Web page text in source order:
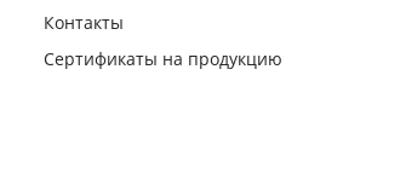
Контакты
Сертификаты на продукцию